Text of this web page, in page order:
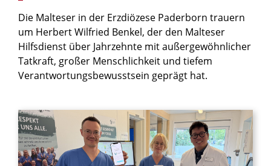
Die Malteser in der Erzdiözese Paderborn trauern
um Herbert Wilfried Benkel, der den Malteser
Hilfsdienst über Jahrzehnte mit außergewöhnlicher
Tatkraft, großer Menschlichkeit und tiefem
Verantwortungsbewusstsein geprägt hat.